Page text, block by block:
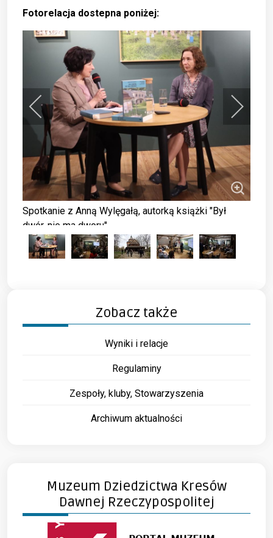
Zobacz także
Wyniki i relacje
Regulaminy
Zespoły, kluby, Stowarzyszenia
Archiwum aktualności
Muzeum Dziedzictwa Kresów
Dawnej Rzeczypospolitej
Fotorelacja dostepna poniżej:
Spotkanie z Anną Wylęgałą, autorką książki "Był
dwór, nie ma dworu"